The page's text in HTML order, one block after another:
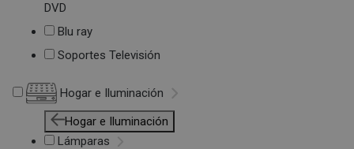
DVD
Blu ray
Soportes Televisión
Hogar e Iluminación
Hogar e Iluminación
Lámparas